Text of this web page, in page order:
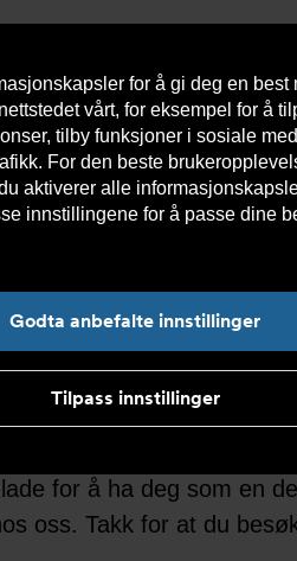
for å gi deg en best
vårt, for eksempel for å
tilby funksjoner i sosiale
For den beste
aktiverer alle
innstillingene for å passe dine
Godta anbefalte innstillinger
Tilpass innstillinger
Kontakt oss Nettbutikk
siste oppdateringene.
for å ha deg som en
oss. Takk for at du